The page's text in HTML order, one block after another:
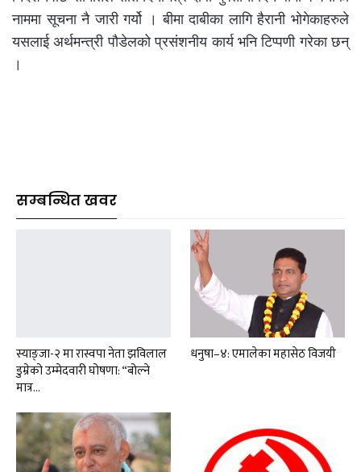
नाममा सूचना नै जारी गर्यो । बीमा दाबीका लागि हैरानी भोगेकाहरुले
यसलाई अर्थमन्त्री पौडेलको प्रसंशनीय कार्य भनि टिप्पणी गरेका छन्
।
सम्बन्धित खवर
स्याङ्जा-२ मा रास्वपा नेता झविलाल
डुम्रेको उम्मेदवारी घोषणा: “बोल्ने
मात्र…
धनुषा–४: एमालेका महासेठ विजयी